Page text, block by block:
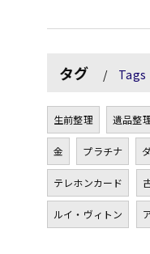
タグ Tags
生前整理 遺品整
金 プラチナ
テレホンカード
ルイ・ヴィトン